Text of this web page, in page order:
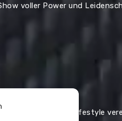
voller Power und
Motorsport und Lifestyle